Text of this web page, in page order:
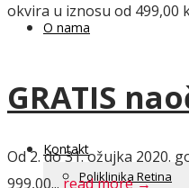
O nama
Kontakt
Poliklinika Retina
okvira u iznosu od 499,00
GRATIS
Od 2. do 31. ožujka 2020.
999,00...read more →